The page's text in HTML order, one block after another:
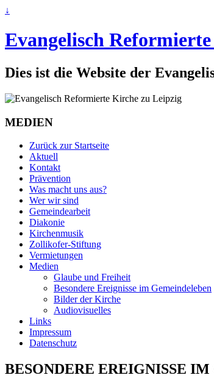
↓
Evangelisch
Dies ist die Website der
MEDIEN
Zurück zur Startseite
Aktuell
Kontakt
Prävention
Was macht uns aus?
Wer wir sind
Gemeindearbeit
Diakonie
Kirchenmusik
Zollikofer-Stiftung
Vermietungen
Medien
Glaube und Freiheit
Besondere Ereignisse im Gemeindeleben
Bilder der Kirche
Audiovisuelles
Links
Impressum
Datenschutz
BESONDERE EREIGNISSE